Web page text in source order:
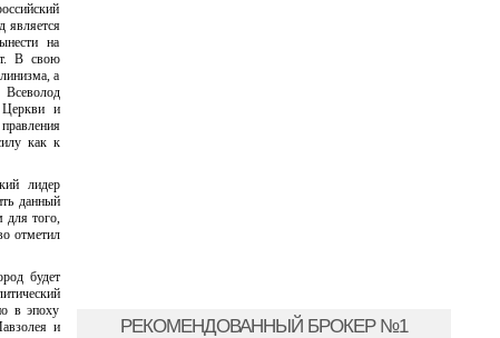
является
на
В свою
а
Церкви и
как к
лидер
данный
для того,
отметил
будет
в эпоху
и
РЕКОМЕНДОВАННЫЙ БРОКЕР №1